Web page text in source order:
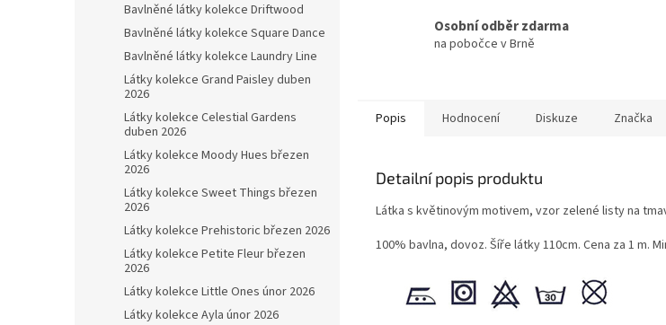
Bavlněné látky kolekce Driftwood
Bavlněné látky kolekce Square Dance
Bavlněné látky kolekce Laundry Line
Látky kolekce Grand Paisley duben
2026
Látky kolekce Celestial Gardens
duben 2026
Látky kolekce Moody Hues březen
2026
Látky kolekce Sweet Things březen
2026
Látky kolekce Prehistoric březen 2026
Látky kolekce Petite Fleur březen
2026
Látky kolekce Little Ones únor 2026
Látky kolekce Ayla únor 2026
Osobní odběr zdarma
na pobočce v Brně
Popis Hodnocení Diskuze Značka
Detailní popis produktu
Látka s květinovým motivem, vzor zelené listy na
100% bavlna, dovoz. Šíře látky 110cm. Cena za 1 m.